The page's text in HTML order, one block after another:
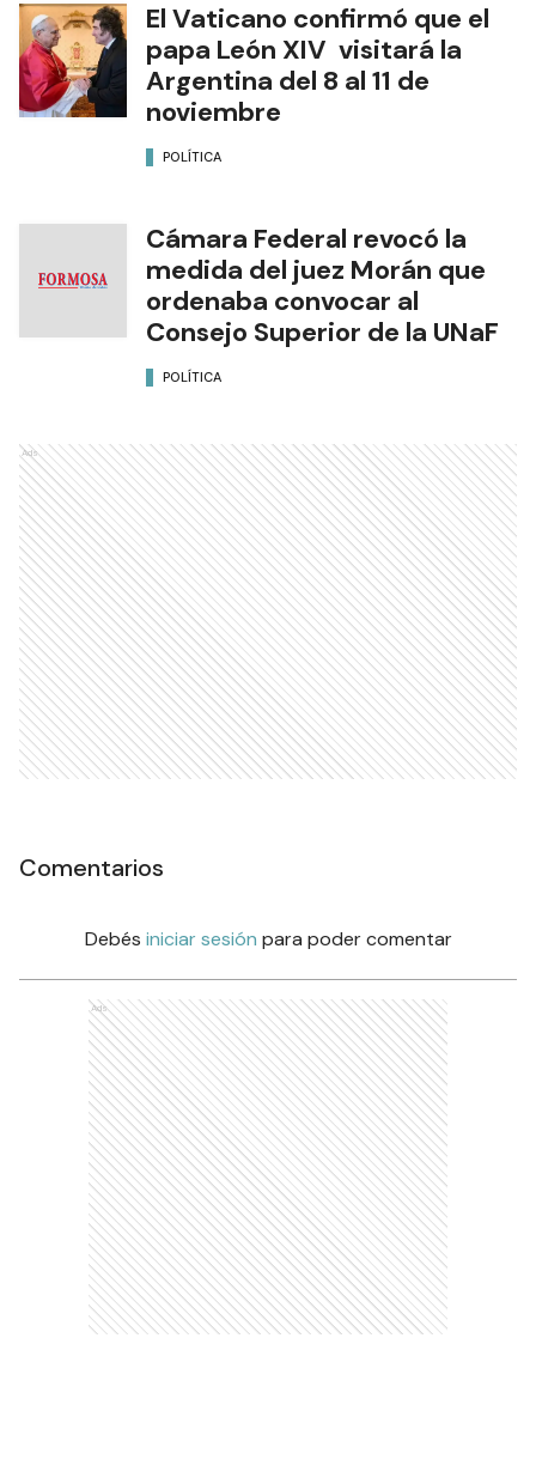
El Vaticano confirmó que el
papa León XIV visitará la
Argentina del 8 al 11 de
noviembre
POLÍTICA
Cámara Federal revocó la
medida del juez Morán que
ordenaba convocar al
Consejo Superior de la UNaF
POLÍTICA
Ads
Comentarios
Debés iniciar sesión para poder comentar
Ads